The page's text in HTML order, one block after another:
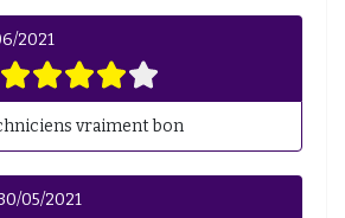
2021
vraiment bon
05/2021